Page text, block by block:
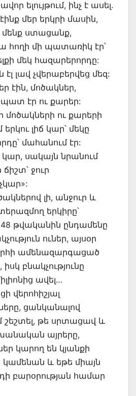
ելույթում, ինչ է ասել.
մեր երկրի մասին,
մենք ստացանք,
հողի մի պատառիկ էր՝
մեկ հազարերորդը:
էլ լավ չվերաբերվեց մեզ:
էին, մոծակներ,
էր ու քարեր:
մոծակների ու քարերի
երկու լիճ կար՝ մեկը
մահանում էր:
սակայն նրանում
ճիշտ՝ ջուր
լի, անջուր և
երկիրը՝
թվականին ընդամենը
ուներ, այսօր
ամենազարգացած
բնակչությունը
ավել…
վերոհիշյալ
ցանկանալով
շեշտել, թե սրտացավ և
այրերը,
կարող են կյանքի
կամենան և եթե միայն
բարօրության համար